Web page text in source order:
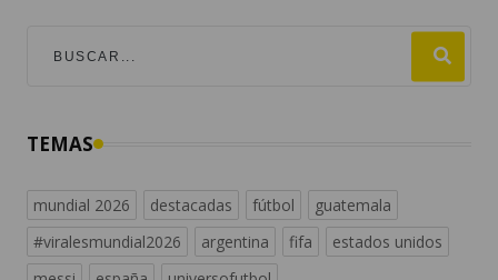
TEMAS
mundial 2026 destacadas fútbol
guatemala
#viralesmundial2026
argentina fifa
estados unidos